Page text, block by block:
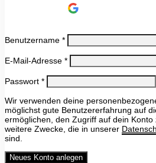
Benutzername *
E-Mail-Adresse *
Passwort *
Wir verwenden deine
möglichst gute Benutzererfahrung auf
ermöglichen, den Zugriff auf dein
weitere Zwecke, die in unserer
sind.
Neues Konto anlegen